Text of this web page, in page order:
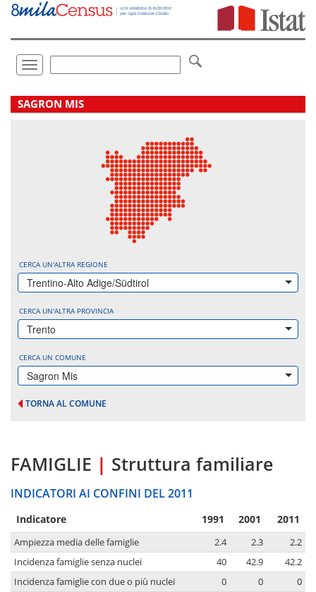
Vai
direttamente
Toggle
navigation
.
SAGRON MIS
CERCA UN'ALTRA REGIONE
Trentino-Alto Adige/Südtirol
CERCA UN'ALTRA PROVINCIA
Trento
CERCA UN COMUNE
Sagron Mis
TORNA AL COMUNE
FAMIGLIE | Struttura familiare
INDICATORI AI CONFINI DEL 2011
Indicatore 1991 2001 2011
Ampiezza media delle famiglie 2.4 2.3
2.2
Incidenza famiglie senza nuclei
40 42.9
42.2
Incidenza famiglie con due o più nuclei
0 0 0